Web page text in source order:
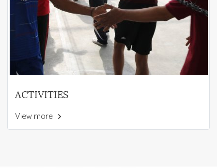
ACTIVITIES
View more